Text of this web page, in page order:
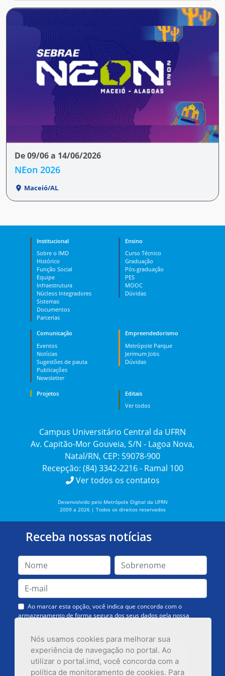
Nós usamos cookies para melhorar sua
experiência de navegação no portal. Ao
utilizar o portal.imd, você concorda com a
política de monitoramento de cookies. Para
De 09/06 a 14/06/2026
NEon 2026
Maceió/AL
Institucional
Sobre o IMD
Histórico
Função Social
Equipe
Infraestrutura
Núcleos Integradores
Sistemas
Documentos
Parcerias
Ensino
Curso Técnico
Graduação
Pós-graduação
PES
MOOC
Dúvidas
Comunicação
Eventos
Notícias
Sugestões de pauta
Publicações
Newsletter
Empreendedorismo
Metrópole Parque
Jerimum Jobs
Dúvidas
Projetos
Editais
Ver todos
Campus Universitário Central da UFRN
Av. Capitão-Mor Gouveia, S/N - Lagoa Nova,
Natal/RN, CEP: 59078-900
Recepção: (84) 3342-2216 - Ramal 100
Ver todos os contatos
Desenvolvido pelo Metrópole Digital da UFRN
2009 a 2026 | Todos os direitos reservados
Receba nossas notícias
Ao marcar esta opção, você indica que concorda com o
armazenamento de forma segura dos seus dados pela nossa